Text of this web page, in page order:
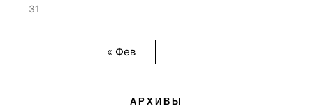
« Фев
31
АРХИВЫ